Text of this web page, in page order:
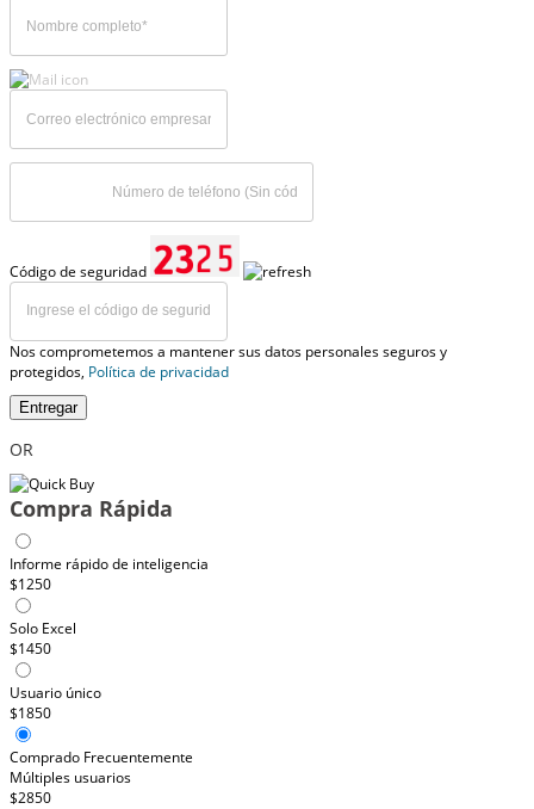
Código de seguridad
Nos comprometemos a mantener sus datos personales seguros y
protegidos, Política de privacidad
Entregar
OR
Compra Rápida
Informe rápido de inteligencia
$1250
Solo Excel
$1450
Usuario único
$1850
Comprado Frecuentemente
Múltiples usuarios
$2850